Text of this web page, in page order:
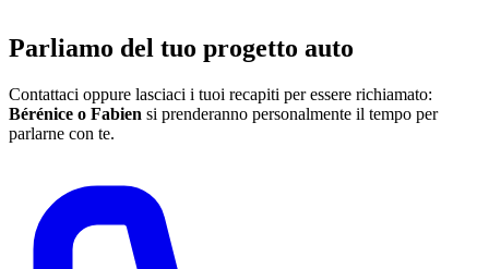
Parliamo del tuo progetto auto
Contattaci oppure lasciaci i tuoi recapiti per essere richiamato:
Bérénice o Fabien si prenderanno personalmente il tempo per
parlarne con te.